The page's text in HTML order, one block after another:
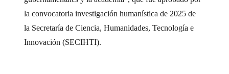
la convocatoria investigación humanística de 2025 de
la Secretaría de Ciencia, Humanidades, Tecnología e
Innovación (SECIHTI).